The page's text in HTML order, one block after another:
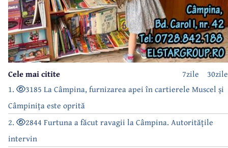
30zile
7zile
Cele mai citite
1.
3185 La Câmpina, furnizarea apei în cartierele Muscel și
Câmpinița este oprită
2.
2844 Furtuna a făcut ravagii la Câmpina. Autoritățile
intervin